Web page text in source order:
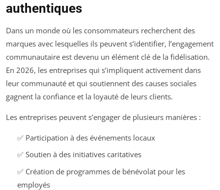
authentiques
Dans un monde où les consommateurs recherchent des
marques avec lesquelles ils peuvent s’identifier, l’engagement
communautaire est devenu un élément clé de la fidélisation.
En 2026, les entreprises qui s’impliquent activement dans
leur communauté et qui soutiennent des causes sociales
gagnent la confiance et la loyauté de leurs clients.
Les entreprises peuvent s’engager de plusieurs manières :
✅ Participation à des événements locaux
✅ Soutien à des initiatives caritatives
✅ Création de programmes de bénévolat pour les
employés